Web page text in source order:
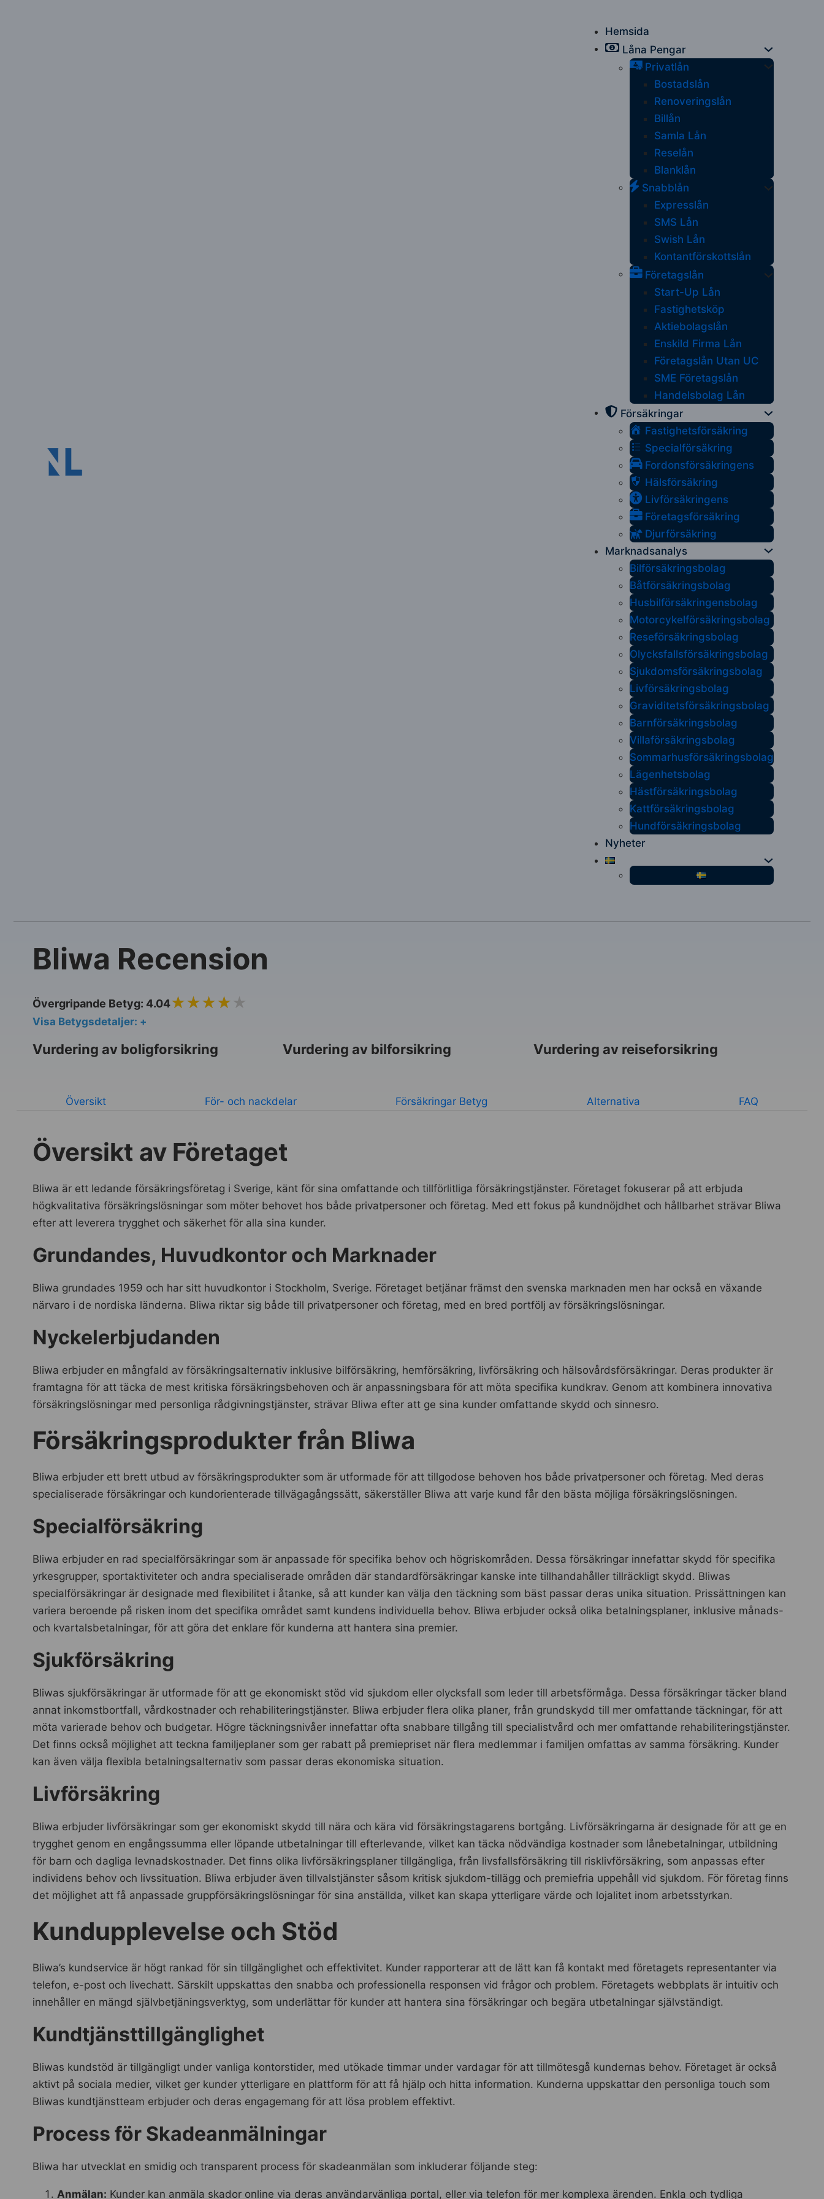
Hemsida
Låna Pengar
Privatlån
Bostadslån
Renoveringslån
Billån
Samla Lån
Reselån
Blanklån
Snabblån
Expresslån
SMS Lån
Swish Lån
Kontantförskottslån
Företagslån
Start-Up Lån
Fastighetsköp
Aktiebolagslån
Enskild Firma Lån
Företagslån Utan UC
SME Företagslån
Handelsbolag Lån
Försäkringar
Fastighetsförsäkring
Specialförsäkring
Fordonsförsäkringens
Hälsförsäkring
Livförsäkringens
Företagsförsäkring
Djurförsäkring
Marknadsanalys
Bilförsäkringsbolag
Båtförsäkringsbolag
Husbilförsäkringensbolag
Motorcykelförsäkringsbolag
Reseförsäkringsbolag
Olycksfallsförsäkringsbolag
Sjukdomsförsäkringsbolag
Livförsäkringsbolag
Graviditetsförsäkringsbolag
Barnförsäkringsbolag
Villaförsäkringsbolag
Sommarhusförsäkringsbolag
Lägenhetsbolag
Hästförsäkringsbolag
Kattförsäkringsbolag
Hundförsäkringsbolag
Nyheter
Bliwa Recension
Övergripande Betyg: 4.04
Visa Betygsdetaljer: +
Vurdering av boligforsikring Vurdering av bilforsikring Vurdering av reiseforsikring
Översikt För- och nackdelar Försäkringar Betyg Alternativa FAQ
Översikt av Företaget
Bliwa är ett ledande försäkringsföretag i Sverige, känt för sina omfattande och tillförlitliga försäkringstjänster. Företaget fokuserar på att erbjuda
högkvalitativa försäkringslösningar som möter behovet hos både privatpersoner och företag. Med ett fokus på kundnöjdhet och hållbarhet strävar Bliwa
efter att leverera trygghet och säkerhet för alla sina kunder.
Grundandes, Huvudkontor och Marknader
Bliwa grundades 1959 och har sitt huvudkontor i Stockholm, Sverige. Företaget betjänar främst den svenska marknaden men har också en växande
närvaro i de nordiska länderna. Bliwa riktar sig både till privatpersoner och företag, med en bred portfölj av försäkringslösningar.
Nyckelerbjudanden
Bliwa erbjuder en mångfald av försäkringsalternativ inklusive bilförsäkring, hemförsäkring, livförsäkring och hälsovårdsförsäkringar. Deras produkter är
framtagna för att täcka de mest kritiska försäkringsbehoven och är anpassningsbara för att möta specifika kundkrav. Genom att kombinera innovativa
försäkringslösningar med personliga rådgivningstjänster, strävar Bliwa efter att ge sina kunder omfattande skydd och sinnesro.
Försäkringsprodukter från Bliwa
Bliwa erbjuder ett brett utbud av försäkringsprodukter som är utformade för att tillgodose behoven hos både privatpersoner och företag. Med deras
specialiserade försäkringar och kundorienterade tillvägagångssätt, säkerställer Bliwa att varje kund får den bästa möjliga försäkringslösningen.
Specialförsäkring
Bliwa erbjuder en rad specialförsäkringar som är anpassade för specifika behov och högriskområden. Dessa försäkringar innefattar skydd för specifika
yrkesgrupper, sportaktiviteter och andra specialiserade områden där standardförsäkringar kanske inte tillhandahåller tillräckligt skydd. Bliwas
specialförsäkringar är designade med flexibilitet i åtanke, så att kunder kan välja den täckning som bäst passar deras unika situation. Prissättningen kan
variera beroende på risken inom det specifika området samt kundens individuella behov. Bliwa erbjuder också olika betalningsplaner, inklusive månads-
och kvartalsbetalningar, för att göra det enklare för kunderna att hantera sina premier.
Sjukförsäkring
Bliwas sjukförsäkringar är utformade för att ge ekonomiskt stöd vid sjukdom eller olycksfall som leder till arbetsförmåga. Dessa försäkringar täcker bland
annat inkomstbortfall, vårdkostnader och rehabiliteringstjänster. Bliwa erbjuder flera olika planer, från grundskydd till mer omfattande täckningar, för att
möta varierade behov och budgetar. Högre täckningsnivåer innefattar ofta snabbare tillgång till specialistvård och mer omfattande rehabiliteringstjänster.
Det finns också möjlighet att teckna familjeplaner som ger rabatt på premiepriset när flera medlemmar i familjen omfattas av samma försäkring. Kunder
kan även välja flexibla betalningsalternativ som passar deras ekonomiska situation.
Livförsäkring
Bliwa erbjuder livförsäkringar som ger ekonomiskt skydd till nära och kära vid försäkringstagarens bortgång. Livförsäkringarna är designade för att ge en
trygghet genom en engångssumma eller löpande utbetalningar till efterlevande, vilket kan täcka nödvändiga kostnader som lånebetalningar, utbildning
för barn och dagliga levnadskostnader. Det finns olika livförsäkringsplaner tillgängliga, från livsfallsförsäkring till risklivförsäkring, som anpassas efter
individens behov och livssituation. Bliwa erbjuder även tillvalstjänster såsom kritisk sjukdom-tillägg och premiefria uppehåll vid sjukdom. För företag finns
det möjlighet att få anpassade gruppförsäkringslösningar för sina anställda, vilket kan skapa ytterligare värde och lojalitet inom arbetsstyrkan.
Kundupplevelse och Stöd
Bliwa’s kundservice är högt rankad för sin tillgänglighet och effektivitet. Kunder rapporterar att de lätt kan få kontakt med företagets representanter via
telefon, e-post och livechatt. Särskilt uppskattas den snabba och professionella responsen vid frågor och problem. Företagets webbplats är intuitiv och
innehåller en mängd självbetjäningsverktyg, som underlättar för kunder att hantera sina försäkringar och begära utbetalningar självständigt.
Kundtjänsttillgänglighet
Bliwas kundstöd är tillgängligt under vanliga kontorstider, med utökade timmar under vardagar för att tillmötesgå kundernas behov. Företaget är också
aktivt på sociala medier, vilket ger kunder ytterligare en plattform för att få hjälp och hitta information. Kunderna uppskattar den personliga touch som
Bliwas kundtjänstteam erbjuder och deras engagemang för att lösa problem effektivt.
Process för Skadeanmälningar
Bliwa har utvecklat en smidig och transparent process för skadeanmälan som inkluderar följande steg:
Anmälan: Kunder kan anmäla skador online via deras användarvänliga portal, eller via telefon för mer komplexa ärenden. Enkla och tydliga